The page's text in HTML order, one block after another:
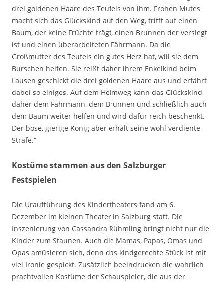
drei goldenen Haare des Teufels von ihm. Frohen Mutes
macht sich das Glückskind auf den Weg, trifft auf einen
Baum, der keine Früchte trägt, einen Brunnen der versiegt
ist und einen überarbeiteten Fährmann. Da die
Großmutter des Teufels ein gutes Herz hat, will sie dem
Burschen helfen. Sie reißt daher ihrem Enkelkind beim
Lausen geschickt die drei goldenen Haare aus und erfährt
dabei so einiges. Auf dem Heimweg kann das Glückskind
daher dem Fährmann, dem Brunnen und schließlich auch
dem Baum weiter helfen und wird dafür reich beschenkt.
Der böse, gierige König aber erhält seine wohl verdiente
Strafe.“
Kostüme stammen aus den Salzburger
Festspielen
Die Uraufführung des Kindertheaters fand am 6.
Dezember im kleinen Theater in Salzburg statt. Die
Inszenierung von Cassandra Rühmling bringt nicht nur die
Kinder zum Staunen. Auch die Mamas, Papas, Omas und
Opas amüsieren sich, denn das kindgerechte Stück ist mit
viel Ironie gespickt. Zusätzlich beeindrucken die wahrlich
prachtvollen Kostüme der Schauspieler, die aus der